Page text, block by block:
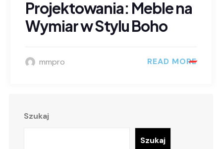
Projektowania: Meble na
Wymiar w Stylu Boho
mmpro READ MORE
Szukaj
Szukaj